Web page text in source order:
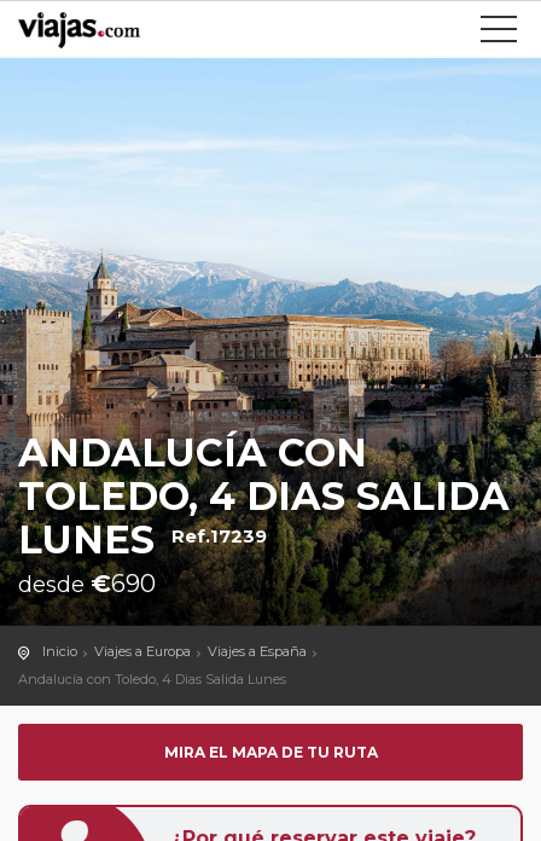
ANDALUCÍA CON
TOLEDO, 4 DIAS SALIDA
LUNES Ref.17239
desde€690
Inicio Viajes a Europa
Viajes a España
Andalucía con Toledo, 4 Dias Salida Lunes
MIRA EL MAPA DE TU RUTA